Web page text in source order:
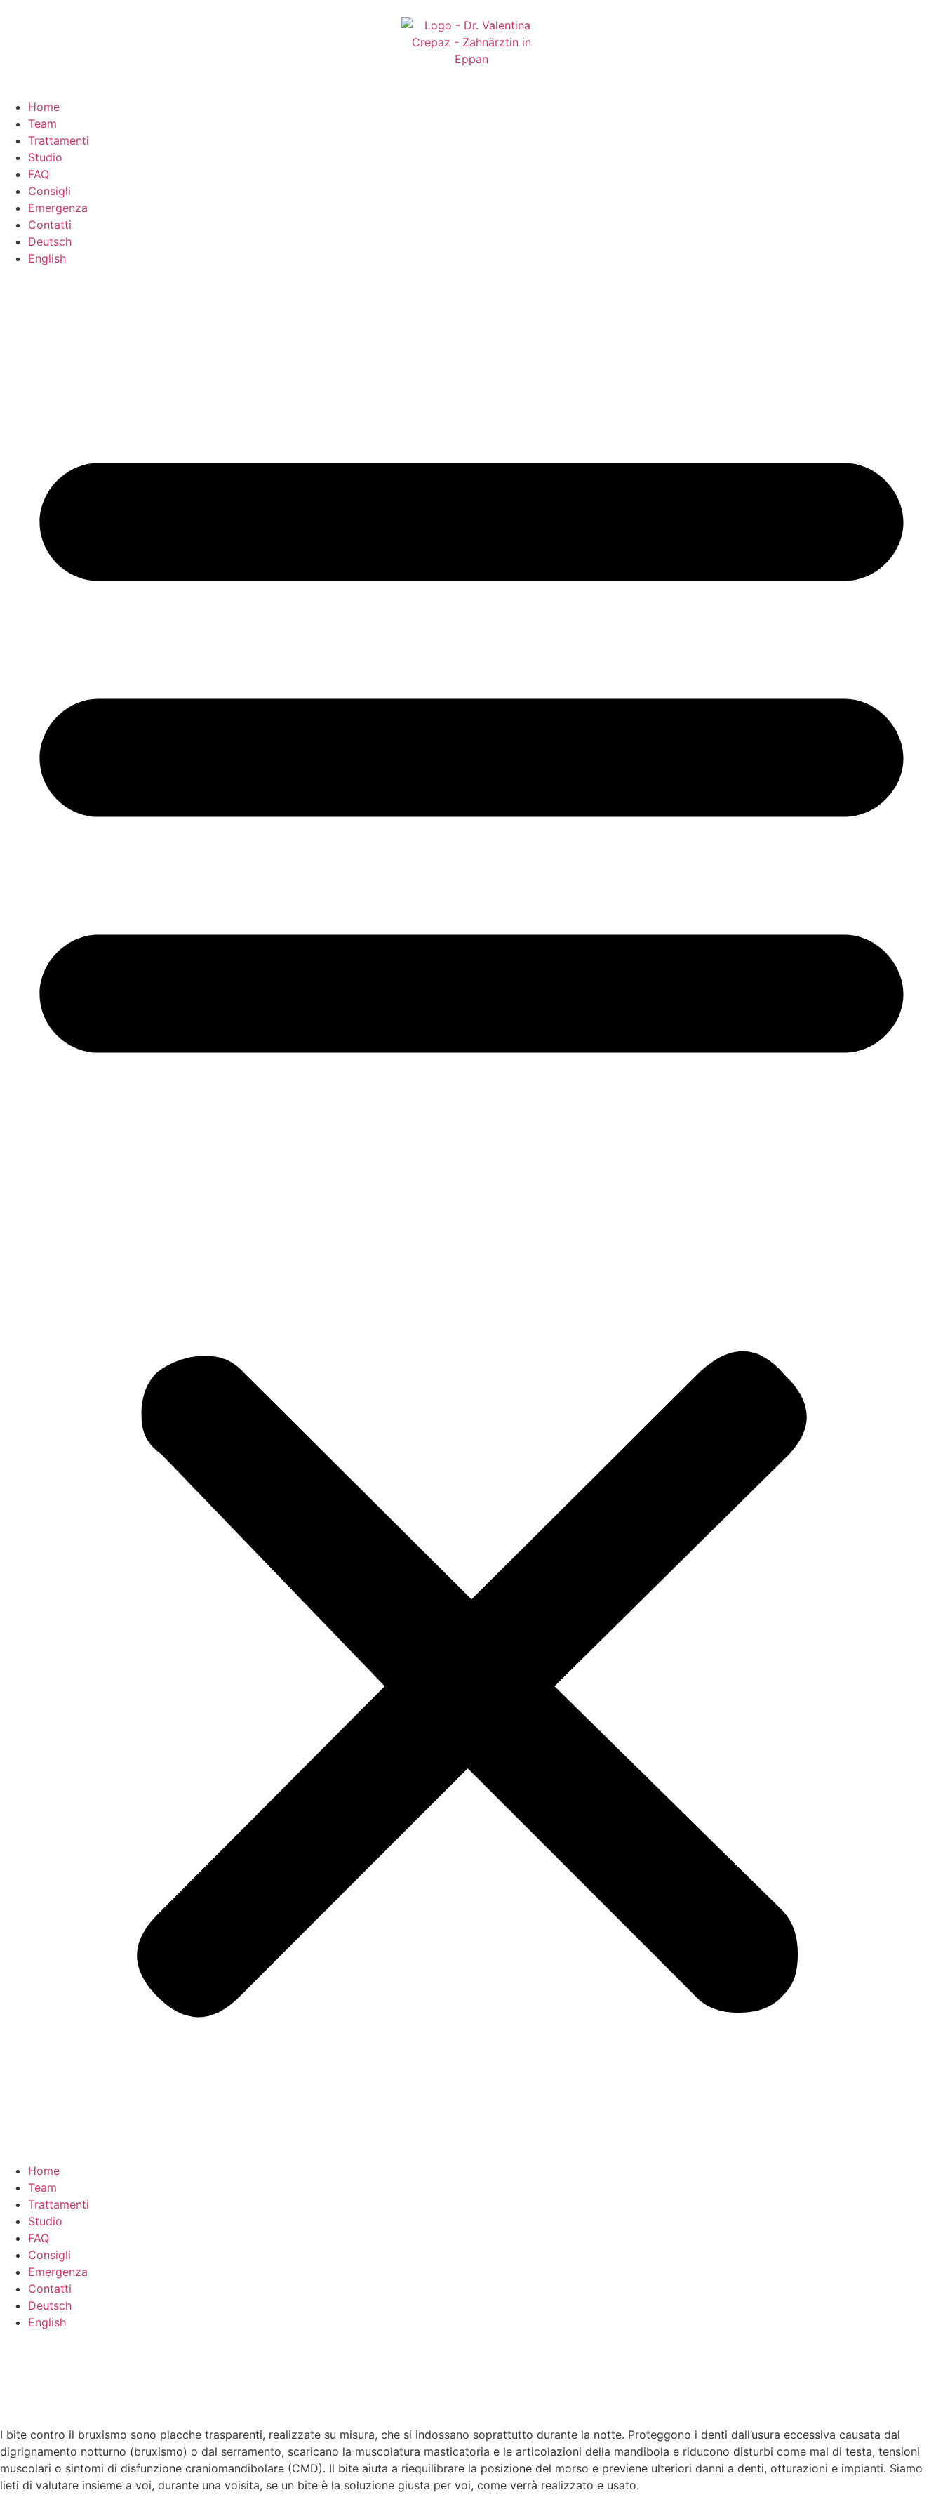
Home
Team
Trattamenti
Studio
FAQ
Consigli
Emergenza
Contatti
Deutsch
English
Home
Team
Trattamenti
Studio
FAQ
Consigli
Emergenza
Contatti
Deutsch
English
I bite contro il bruxismo sono placche trasparenti, realizzate su misura, che si indossano soprattutto durante la notte. Proteggono i denti dall’usura eccessiva causata dal
digrignamento notturno (bruxismo) o dal serramento, scaricano la muscolatura masticatoria e le articolazioni della mandibola e riducono disturbi come mal di testa, tensioni
muscolari o sintomi di disfunzione craniomandibolare (CMD). Il bite aiuta a riequilibrare la posizione del morso e previene ulteriori danni a denti, otturazioni e impianti. Siamo
lieti di valutare insieme a voi, durante una voisita, se un bite è la soluzione giusta per voi, come verrà realizzato e usato.